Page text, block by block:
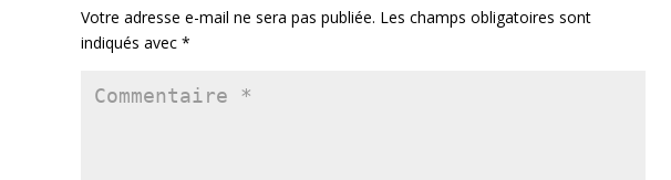
Votre adresse e-mail ne sera pas publiée. Les champs obligatoires sont
indiqués avec *